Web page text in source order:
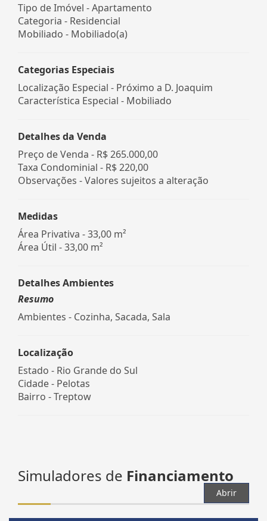
Tipo de Imóvel - Apartamento
Categoria - Residencial
Mobiliado - Mobiliado(a)
Categorias Especiais
Localização Especial - Próximo a D. Joaquim
Característica Especial - Mobiliado
Detalhes da Venda
Preço de Venda - R$ 265.000,00
Taxa Condominial - R$ 220,00
Observações - Valores sujeitos a alteração
Medidas
Área Privativa - 33,00 m²
Área Útil - 33,00 m²
Detalhes Ambientes
Resumo
Ambientes - Cozinha, Sacada, Sala
Localização
Estado - Rio Grande do Sul
Cidade - Pelotas
Bairro -Treptow
Simuladores de Financiamento
Abrir